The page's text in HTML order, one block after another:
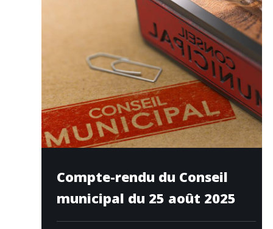
Compte-rendu du Conseil
municipal du 25 août 2025